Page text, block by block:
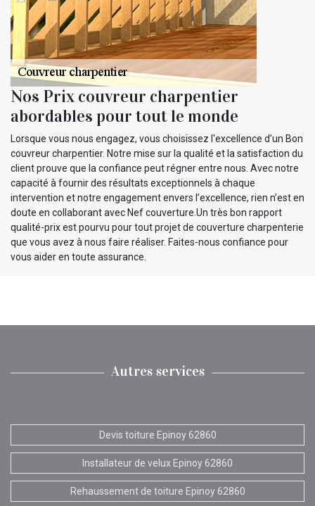
Nos Prix couvreur charpentier
abordables pour tout le monde
Lorsque vous nous engagez, vous choisissez l'excellence d’un Bon
couvreur charpentier. Notre mise sur la qualité et la satisfaction du
client prouve que la confiance peut régner entre nous. Avec notre
capacité à fournir des résultats exceptionnels à chaque
intervention et notre engagement envers l’excellence, rien n’est en
doute en collaborant avec Nef couverture.Un très bon rapport
qualité-prix est pourvu pour tout projet de couverture charpenterie
que vous avez à nous faire réaliser. Faites-nous confiance pour
vous aider en toute assurance.
Autres services
Devis toiture Epinoy 62860
Installateur de velux Epinoy 62860
Rehaussement de toiture Epinoy 62860